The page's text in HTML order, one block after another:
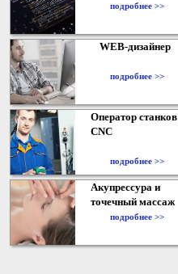
подробнее >>
WEB-дизайнер
подробнее >>
Оператор станков
CNC
подробнее >>
Акупрессура и
точечный массаж
подробнее >>